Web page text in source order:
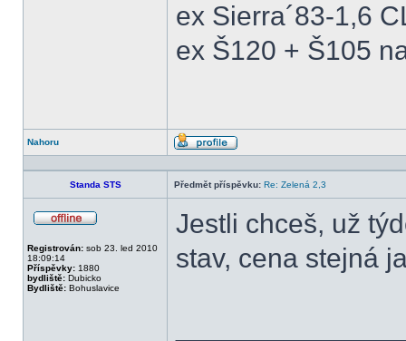
ex Sierra´83-1,6
ex Š120 + Š105
Nahoru
Profil
Standa STS Předmět příspěvku: Re: Zelená 2,3
Registrován: sob 23. led 2010
18:09:14
Příspěvky: 1880
bydliště: Dubicko
Bydliště: Bohuslavice
Jestli chceš, už
stav, cena stejná